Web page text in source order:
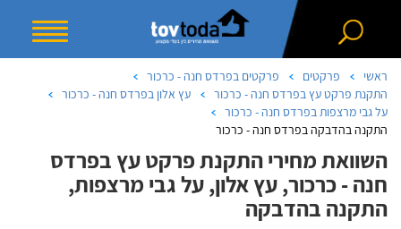
ראשי פרקטים
פרקטים בפרדס חנה - כרכור
התקנת פרקט עץ בפרדס חנה - כרכור
עץ אלון בפרדס חנה - כרכור
על גבי מרצפות בפרדס חנה - כרכור
התקנה בהדבקה בפרדס חנה - כרכור
השוואת מחירי התקנת פרקט עץ בפרדס
חנה - כרכור, עץ אלון, על גבי מרצפות,
התקנה בהדבקה